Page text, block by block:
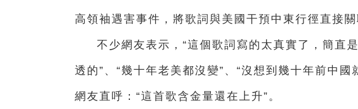
高領袖遇害事件，將歌詞與美國干預中東行徑直接
不少網友表示，“這個歌詞寫的太真實了，簡直
透的”、“幾十年老美都沒變”、“沒想到幾十年前中
網友直呼：“這首歌含金量還在上升”。